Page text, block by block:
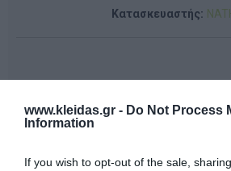
www.kleidas.gr - Do Not Process
Information
If you wish to opt-out of the sale,
Κατασκευαστής: